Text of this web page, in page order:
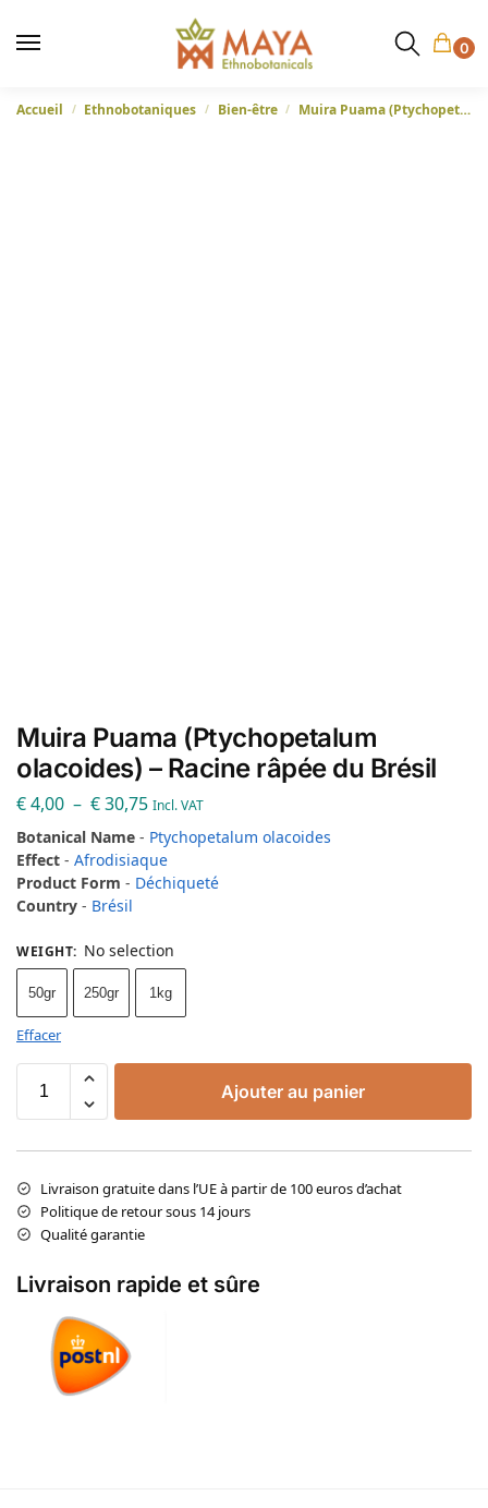
0
Accueil / Ethnobotaniques / Bien-être / Muira Puama (Ptychopetalum olacoides) – Racine râpée du Brésil
Muira Puama (Ptychopetalum
olacoides) – Racine râpée du Brésil
€4,00 – €30,75 Incl. VAT
Botanical Name - Ptychopetalum olacoides
Effect - Afrodisiaque
Product Form - Déchiqueté
Country - Brésil
WEIGHT: No selection
50gr 250gr 1kg
Effacer
Ajouter au panier
Livraison gratuite dans l’UE à partir de 100 euros d’achat
Politique de retour sous 14 jours
Qualité garantie
Livraison rapide et sûre